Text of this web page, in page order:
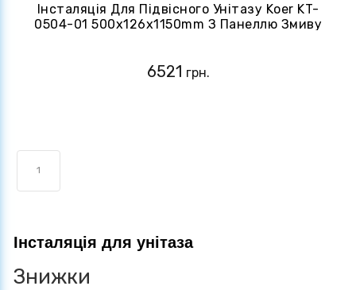
Інсталяція Для Підвісного Унітазу Koer KT-
0504-01 500x126x1150mm З Панеллю Змиву
6521 грн.
1
Інсталяція для унітаза
Знижки